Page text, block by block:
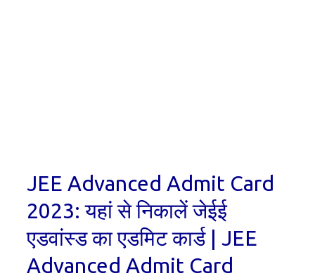
JEE Advanced Admit Card
2023: यहां से निकालें जेईई
एडवांस्ड का एडमिट कार्ड | JEE
Advanced Admit Card